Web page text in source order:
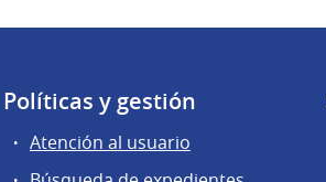
Políticas y gestión
Atención al usuario